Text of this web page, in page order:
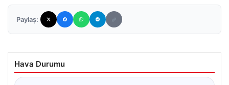
Paylaş:
Hava Durumu